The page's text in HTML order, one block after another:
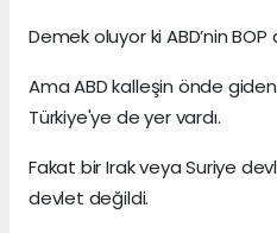
Demek oluyor ki ABD’nin
Ama ABD kalleşin önde
Türkiye'ye de yer vardı.
Fakat bir Irak veya Suriye
devlet değildi.